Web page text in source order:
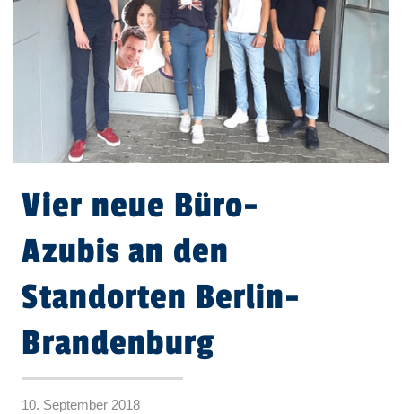
Vier neue Büro-
Azubis an den
Standorten Berlin-
Brandenburg
10. September 2018